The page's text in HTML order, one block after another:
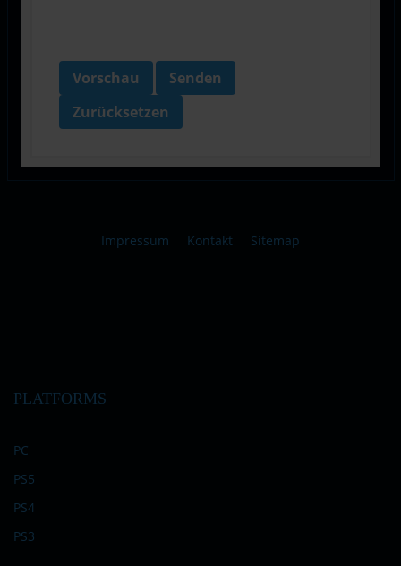
Vorschau
Senden
Zurücksetzen
Impressum Kontakt Sitemap
PLATFORMS
PC
PS5
PS4
PS3